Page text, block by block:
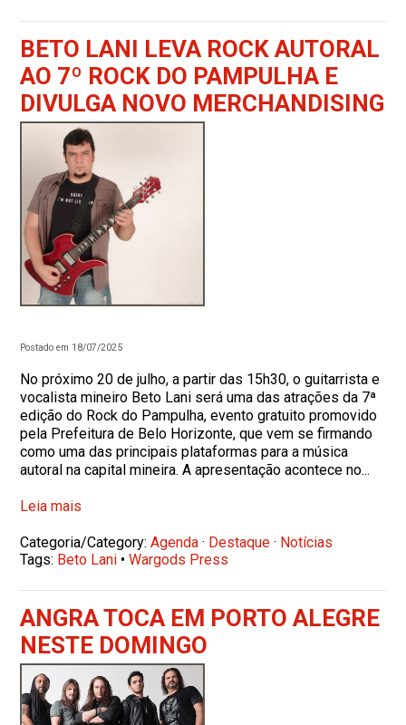
BETO LANI LEVA ROCK AUTORAL
AO 7º ROCK DO PAMPULHA E
DIVULGA NOVO MERCHANDISING
Postado em 18/07/2025
No próximo 20 de julho, a partir das 15h30, o guitarrista e
vocalista mineiro Beto Lani será uma das atrações da 7ª
edição do Rock do Pampulha, evento gratuito promovido
pela Prefeitura de Belo Horizonte, que vem se firmando
como uma das principais plataformas para a música
autoral na capital mineira. A apresentação acontece no...
Leia mais
Categoria/Category:Agenda · Destaque · Notícias
Tags: Beto Lani •Wargods Press
ANGRA TOCA EM PORTO ALEGRE
NESTE DOMINGO